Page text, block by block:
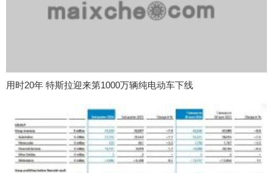
用时20年 特斯拉迎来第1000万辆纯电动车下线